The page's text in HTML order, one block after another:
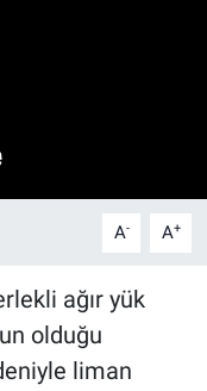
A- A+
ağır yük
olduğu
liman